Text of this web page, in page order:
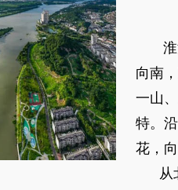
淮河
向南
一山
特。
花，
从北